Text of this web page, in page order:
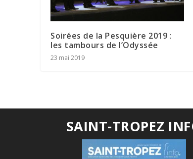
Soirées de la Pesquière 2019 :
les tambours de l’Odyssée
23 mai 2019
SAINT-TROPEZ